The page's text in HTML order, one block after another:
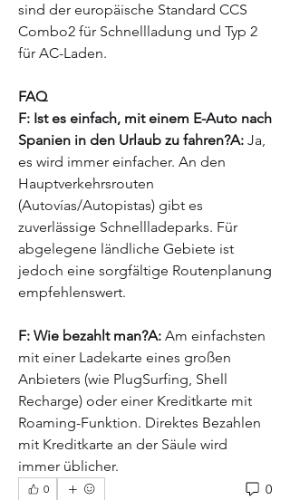
sind der europäische Standard CCS
Combo2 für Schnellladung und Typ 2
für AC-Laden.
FAQ
F: Ist es einfach, mit einem E-Auto nach
Spanien in den Urlaub zu fahren?A: Ja,
es wird immer einfacher. An den
Hauptverkehrsrouten
(Autovías/Autopistas) gibt es
zuverlässige Schnellladeparks. Für
abgelegene ländliche Gebiete ist
jedoch eine sorgfältige Routenplanung
empfehlenswert.
F: Wie bezahlt man?A: Am einfachsten
mit einer Ladekarte eines großen
Anbieters (wie PlugSurfing, Shell
Recharge) oder einer Kreditkarte mit
Roaming-Funktion. Direktes Bezahlen
mit Kreditkarte an der Säule wird
immer üblicher.
0 0